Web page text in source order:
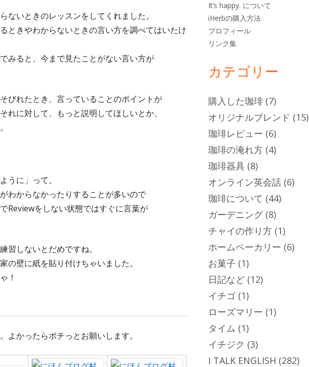
ないときのレッスンをしてくれました。
ときやわからないときの言い方を調べてはいたけ
みると、今まで見たことがない言い方が
びれたとき、言っていることのポイントが
れに対して、もっと説明してほしいとか、
うに」って。
わからなかったりすることが多いので
Reviewをしない状態ではすぐに言葉が
習しないとだめですね。
の壁に紙を貼り付けちゃいました。
！
よかったらポチっとお願いします。
It’s happy. について
iHerbの購入方法
プロフィール
リンク集
カテゴリー
購入した珈琲 (7)
オリジナルブレンド (15)
珈琲レビュー (6)
珈琲の淹れ方 (4)
珈琲器具 (8)
オンライン英会話 (6)
珈琲について (44)
ガーデニング(8)
チャイの作り方 (1)
ホームベーカリー (6)
お菓子 (1)
日記など (12)
イチゴ (1)
ローズマリー (1)
タイム (1)
イチジク (3)
I TALK ENGLISH (282)